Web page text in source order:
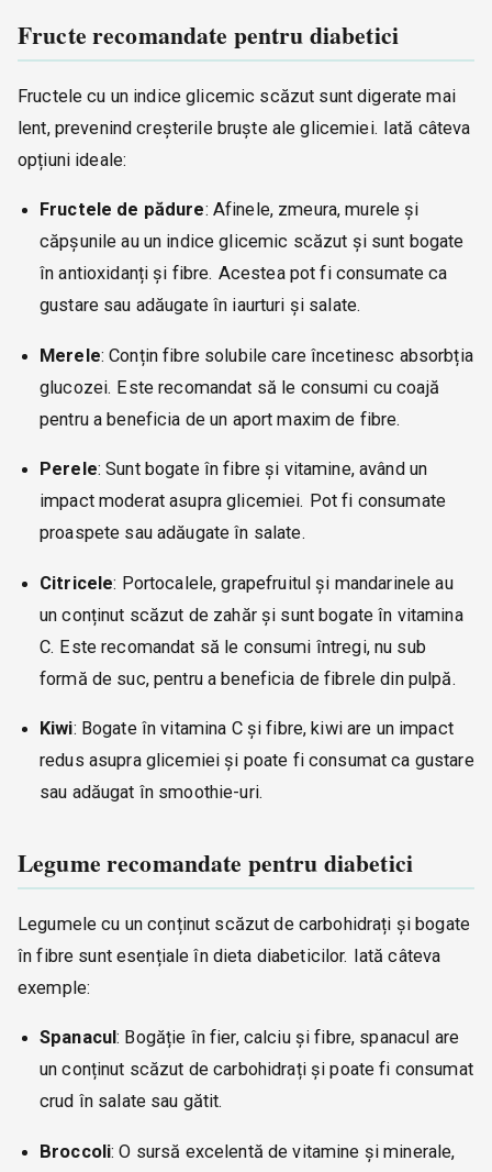
Fructe recomandate pentru diabetici
Fructele cu un indice glicemic scăzut sunt digerate mai
lent, prevenind creșterile bruște ale glicemiei. Iată câteva
opțiuni ideale:
Fructele de pădure: Afinele, zmeura, murele și
căpșunile au un indice glicemic scăzut și sunt bogate
în antioxidanți și fibre. Acestea pot fi consumate ca
gustare sau adăugate în iaurturi și salate.
Merele: Conțin fibre solubile care încetinesc absorbția
glucozei. Este recomandat să le consumi cu coajă
pentru a beneficia de un aport maxim de fibre.
Perele: Sunt bogate în fibre și vitamine, având un
impact moderat asupra glicemiei. Pot fi consumate
proaspete sau adăugate în salate.
Citricele: Portocalele, grapefruitul și mandarinele au
un conținut scăzut de zahăr și sunt bogate în vitamina
C. Este recomandat să le consumi întregi, nu sub
formă de suc, pentru a beneficia de fibrele din pulpă.
Kiwi: Bogate în vitamina C și fibre, kiwi are un impact
redus asupra glicemiei și poate fi consumat ca gustare
sau adăugat în smoothie-uri.
Legume recomandate pentru diabetici
Legumele cu un conținut scăzut de carbohidrați și bogate
în fibre sunt esențiale în dieta diabeticilor. Iată câteva
exemple:
Spanacul: Bogăție în fier, calciu și fibre, spanacul are
un conținut scăzut de carbohidrați și poate fi consumat
crud în salate sau gătit.
Broccoli: O sursă excelentă de vitamine și minerale,